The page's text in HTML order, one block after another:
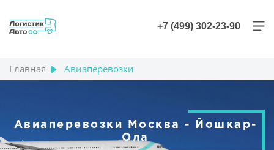
+7 (499) 302-23-90
Главная Авиаперевозки
Авиаперевозки Москва - Йошкар-
Ола